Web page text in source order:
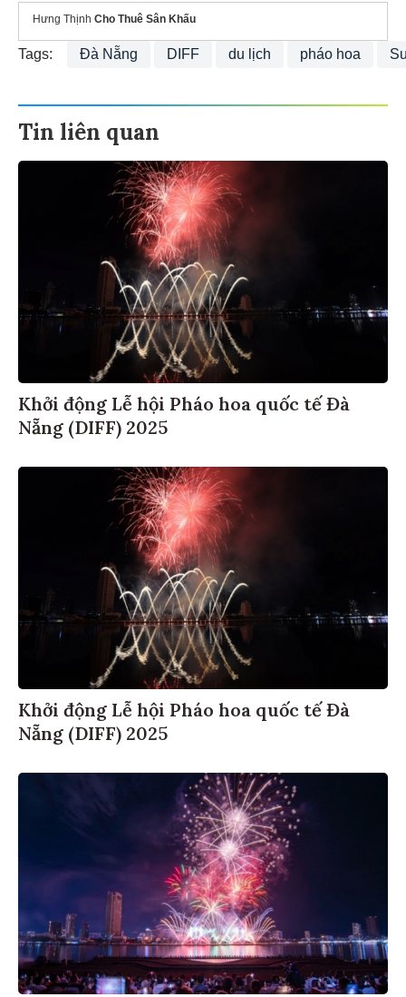
Hưng Thịnh Cho Thuê Sân Khấu
Tags: Đà Nẵng DIFF du lịch pháo hoa
Tin liên quan
Khởi động Lễ hội Pháo hoa quốc tế Đà
Nẵng (DIFF) 2025
Khởi động Lễ hội Pháo hoa quốc tế Đà
Nẵng (DIFF) 2025